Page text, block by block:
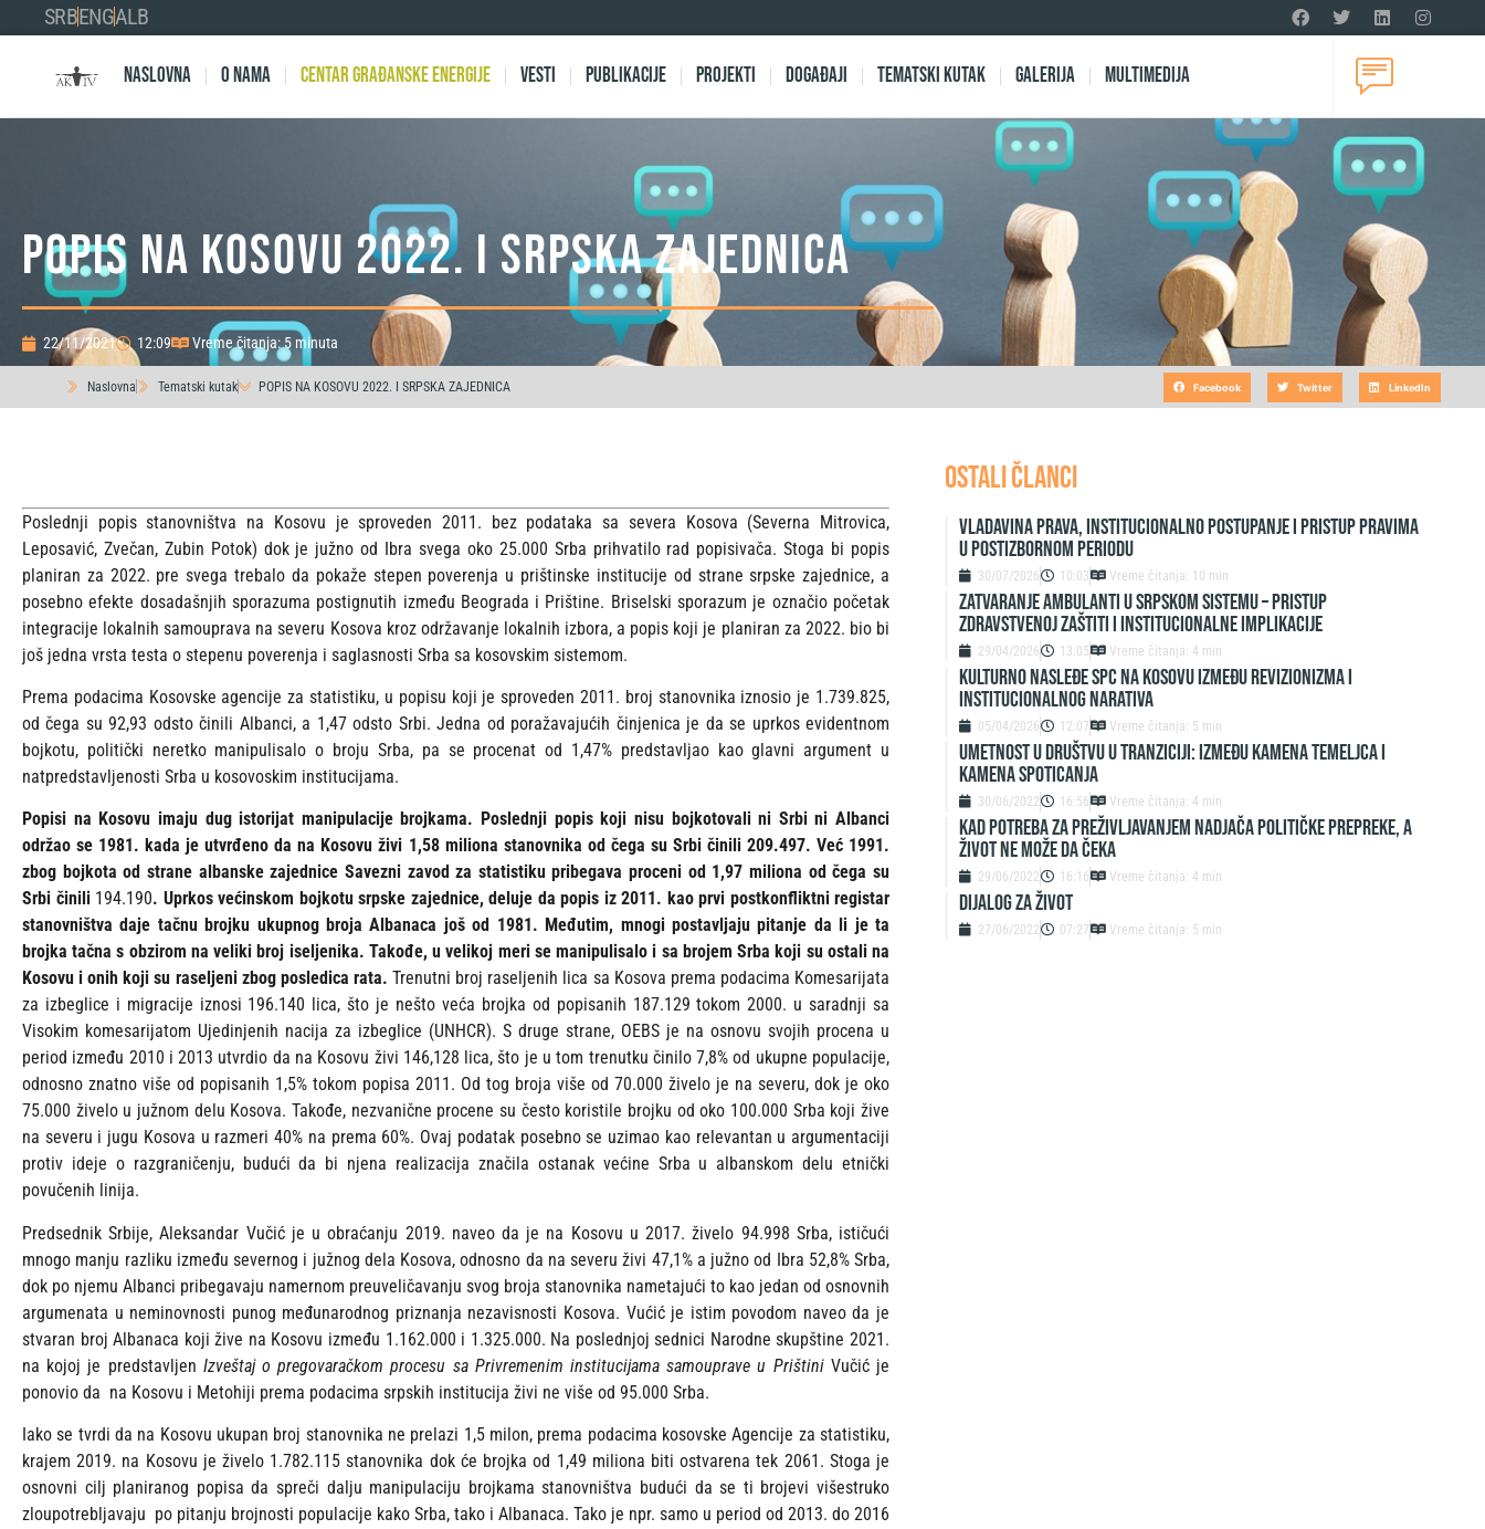
SRBENGALB
Naslovna O nama Centar Građanske Energije Vesti Publikacije Projekti Događaji Tematski kutak Galerija Multimedija
POPIS NA KOSOVU 2022. I SRPSKA ZAJEDNICA
22/11/2021 12:09 Vreme čitanja: 5 minuta
Naslovna Tematski kutak POPIS NA KOSOVU 2022. I SRPSKA ZAJEDNICA Facebook Twitter LinkedIn
Poslednji popis stanovništva na Kosovu je sproveden 2011. bez podataka sa severa Kosova (Severna Mitrovica,
Leposavić, Zvečan, Zubin Potok) dok je južno od Ibra svega oko 25.000 Srba prihvatilo rad popisivača. Stoga bi popis
planiran za 2022. pre svega trebalo da pokaže stepen poverenja u prištinske institucije od strane srpske zajednice, a
posebno efekte dosadašnjih sporazuma postignutih između Beograda i Prištine. Briselski sporazum je označio početak
integracije lokalnih samouprava na severu Kosova kroz održavanje lokalnih izbora, a popis koji je planiran za 2022. bio bi
još jedna vrsta testa o stepenu poverenja i saglasnosti Srba sa kosovskim sistemom.
Prema podacima Kosovske agencije za statistiku, u popisu koji je sproveden 2011. broj stanovnika iznosio je 1.739.825,
od čega su 92,93 odsto činili Albanci, a 1,47 odsto Srbi. Jedna od poražavajućih činjenica je da se uprkos evidentnom
bojkotu, politički neretko manipulisalo o broju Srba, pa se procenat od 1,47% predstavljao kao glavni argument u
natpredstavljenosti Srba u kosovoskim institucijama.
Popisi na Kosovu imaju dug istorijat manipulacije brojkama. Poslednji popis koji nisu bojkotovali ni Srbi ni Albanci
održao se 1981. kada je utvrđeno da na Kosovu živi 1,58 miliona stanovnika od čega su Srbi činili 209.497. Već 1991.
zbog bojkota od strane albanske zajednice Savezni zavod za statistiku pribegava proceni od 1,97 miliona od čega su
Srbi činili194.190. Uprkos većinskom bojkotu srpske zajednice, deluje da popis iz 2011. kao prvi postkonfliktni registar
stanovništva daje tačnu brojku ukupnog broja Albanaca još od 1981. Međutim, mnogi postavljaju pitanje da li je ta
brojka tačna s obzirom na veliki broj iseljenika. Takođe, u velikoj meri se manipulisalo i sa brojem Srba koji su ostali na
Kosovu i onih koji su raseljeni zbog posledica rata.Trenutni broj raseljenih lica sa Kosova prema podacima Komesarijata
za izbeglice i migracije iznosi 196.140 lica, što je nešto veća brojka od popisanih 187.129 tokom 2000. u saradnji sa
Visokim komesarijatom Ujedinjenih nacija za izbeglice (UNHCR). S druge strane, OEBS je na osnovu svojih procena u
period između 2010 i 2013 utvrdio da na Kosovu živi 146,128 lica, što je u tom trenutku činilo 7,8% od ukupne populacije,
odnosno znatno više od popisanih 1,5% tokom popisa 2011. Od tog broja više od 70.000 živelo je na severu, dok je oko
75.000 živelo u južnom delu Kosova. Takođe, nezvanične procene su često koristile brojku od oko 100.000 Srba koji žive
na severu i jugu Kosova u razmeri 40% na prema 60%. Ovaj podatak posebno se uzimao kao relevantan u argumentaciji
protiv ideje o razgraničenju, budući da bi njena realizacija značila ostanak većine Srba u albanskom delu etnički
povučenih linija.
Predsednik Srbije, Aleksandar Vučić je u obraćanju 2019. naveo da je na Kosovu u 2017. živelo 94.998 Srba, ističući
mnogo manju razliku između severnog i južnog dela Kosova, odnosno da na severu živi 47,1% a južno od Ibra 52,8% Srba,
dok po njemu Albanci pribegavaju namernom preuveličavanju svog broja stanovnika nametajući to kao jedan od osnovnih
argumenata u neminovnosti punog međunarodnog priznanja nezavisnosti Kosova. Vućić je istim povodom naveo da je
stvaran broj Albanaca koji žive na Kosovu između 1.162.000 i 1.325.000. Na poslednjoj sednici Narodne skupštine 2021.
na kojoj je predstavljen Izveštaj o pregovaračkom procesu sa Privremenim institucijama samouprave u PrištiniVučić je
ponovio da na Kosovu i Metohiji prema podacima srpskih institucija živi ne više od 95.000 Srba.
Iako se tvrdi da na Kosovu ukupan broj stanovnika ne prelazi 1,5 milon, prema podacima kosovske Agencije za statistiku,
krajem 2019. na Kosovu je živelo 1.782.115 stanovnika dok će brojka od 1,49 miliona biti ostvarena tek 2061. Stoga je
osnovni cilj planiranog popisa da spreči dalju manipulaciju brojkama stanovništva budući da se ti brojevi višestruko
zloupotrebljavaju po pitanju brojnosti populacije kako Srba, tako i Albanaca. Tako je npr. samo u period od 2013. do 2016
OSTALI ČLANCI
Vladavina prava, institucionalno postupanje i pristup pravima
u postizbornom periodu
30/07/2026 10:03 Vreme čitanja: 10 min
Zatvaranje ambulanti u srpskom sistemu – pristup
zdravstvenoj zaštiti i institucionalne implikacije
29/04/2026 13:05 Vreme čitanja: 4 min
Kulturno nasleđe SPC na Kosovu između revizionizma i
institucionalnog narativa
05/04/2026 12:07 Vreme čitanja: 5 min
UMETNOST U DRUŠTVU U TRANZICIJI: IZMEĐU KAMENA TEMELJCA I
KAMENA SPOTICANJA
30/06/2022 16:56 Vreme čitanja: 4 min
KAD POTREBA ZA PREŽIVLJAVANJEM NADJAČA POLITIČKE PREPREKE, A
ŽIVOT NE MOŽE DA ČEKA
29/06/2022 16:16 Vreme čitanja: 4 min
DIJALOG ZA ŽIVOT
27/06/2022 07:27 Vreme čitanja: 5 min